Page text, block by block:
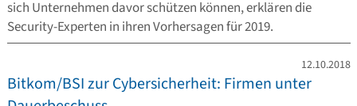
sich Unternehmen davor schützen können, erklären die
Security-Experten in ihren Vorhersagen für 2019.
12.10.2018
Bitkom/BSI zur Cybersicherheit: Firmen unter